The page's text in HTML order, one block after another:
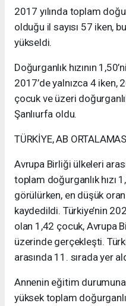
2017 yılında toplam
olduğu il sayısı 57 iken,
yükseldi.
Doğurganlık hızının
2017’de yalnızca 4 iken,
çocuk ve üzeri
Şanlıurfa oldu.
TÜRKİYE, AB
Avrupa Birliği ülkeleri
toplam doğurganlık hızı
görülürken, en düşük
kaydedildi. Türkiye’nin
olan 1,42 çocuk, Avrupa
üzerinde gerçekleşti.
arasında 11. sırada yer
Annenin eğitim
yüksek toplam